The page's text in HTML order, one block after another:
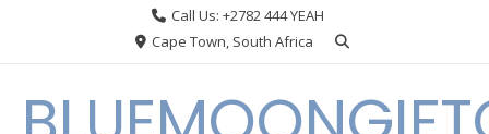
Call Us: +2782 444 YEAH
Cape Town, South Africa